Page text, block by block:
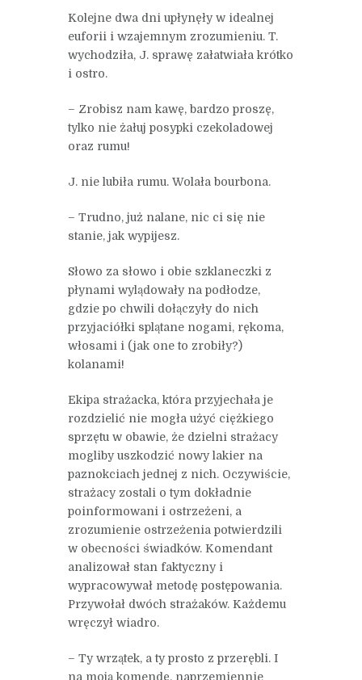
Kolejne dwa dni upłynęły w idealnej
euforii i wzajemnym zrozumieniu. T.
wychodziła, J. sprawę załatwiała krótko
i ostro.
– Zrobisz nam kawę, bardzo proszę,
tylko nie żałuj posypki czekoladowej
oraz rumu!
J. nie lubiła rumu. Wolała bourbona.
– Trudno, już nalane, nic ci się nie
stanie, jak wypijesz.
Słowo za słowo i obie szklaneczki z
płynami wylądowały na podłodze,
gdzie po chwili dołączyły do nich
przyjaciółki splątane nogami, rękoma,
włosami i (jak one to zrobiły?)
kolanami!
Ekipa strażacka, która przyjechała je
rozdzielić nie mogła użyć ciężkiego
sprzętu w obawie, że dzielni strażacy
mogliby uszkodzić nowy lakier na
paznokciach jednej z nich. Oczywiście,
strażacy zostali o tym dokładnie
poinformowani i ostrzeżeni, a
zrozumienie ostrzeżenia potwierdzili
w obecności świadków. Komendant
analizował stan faktyczny i
wypracowywał metodę postępowania.
Przywołał dwóch strażaków. Każdemu
wręczył wiadro.
– Ty wrzątek, a ty prosto z przerębli. I
na moją komendę, naprzemiennie